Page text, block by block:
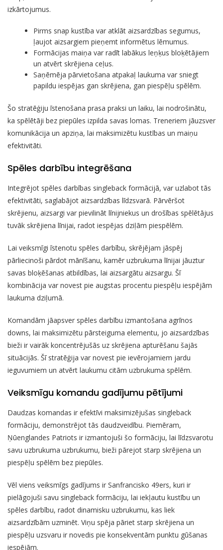
izkārtojumus.
Pirms snap kustība var atklāt aizsardzības segumus,
ļaujot aizsargiem pieņemt informētus lēmumus.
Formācijas maiņa var radīt labākus leņķus bloķētājiem
un atvērt skrējiena ceļus.
Saņēmēja pārvietošana atpakaļ laukuma var sniegt
papildu iespējas gan skrējiena, gan piespēļu spēlēm.
Šo stratēģiju īstenošana prasa praksi un laiku, lai nodrošinātu,
ka spēlētāji bez piepūles izpilda savas lomas. Treneriem jāuzsver
komunikācija un apziņa, lai maksimizētu kustības un maiņu
efektivitāti.
Spēles darbību integrēšana
Integrējot spēles darbības singleback formācijā, var uzlabot tās
efektivitāti, saglabājot aizsardzības līdzsvarā. Pārvēršot
skrējienu, aizsargi var pievilināt līnijniekus un drošības spēlētājus
tuvāk skrējiena līnijai, radot iespējas dziļām piespēlēm.
Lai veiksmīgi īstenotu spēles darbību, skrējējam jāspēj
pārliecinoši pārdot mānīšanu, kamēr uzbrukuma līnijai jāuztur
savas bloķēšanas atbildības, lai aizsargātu aizsargu. Šī
kombinācija var novest pie augstas procentu piespēļu iespējām
laukuma dziļumā.
Komandām jāapsver spēles darbību izmantošana agrīnos
downs, lai maksimizētu pārsteiguma elementu, jo aizsardzības
bieži ir vairāk koncentrējušās uz skrējiena apturēšanu šajās
situācijās. Šī stratēģija var novest pie ievērojamiem jardu
ieguvumiem un atvērt laukumu citām uzbrukuma spēlēm.
Veiksmīgu komandu gadījumu pētījumi
Daudzas komandas ir efektīvi maksimizējušas singleback
formāciju, demonstrējot tās daudzveidību. Piemēram,
Ņūenglandes Patriots ir izmantojuši šo formāciju, lai līdzsvarotu
savu uzbrukuma uzbrukumu, bieži pārejot starp skrējiena un
piespēļu spēlēm bez piepūles.
Vēl viens veiksmīgs gadījums ir Sanfrancisko 49ers, kuri ir
pielāgojuši savu singleback formāciju, lai iekļautu kustību un
spēles darbību, radot dinamisku uzbrukumu, kas liek
aizsardzībām uzminēt. Viņu spēja pāriet starp skrējiena un
piespēļu uzsvaru ir novedis pie konsekventām punktu gūšanas
iespējām.